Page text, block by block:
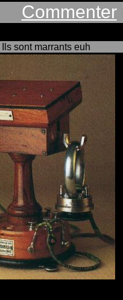
Commenter
Ils sont marrants euh